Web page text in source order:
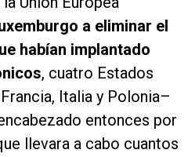
a eliminar el
habían implantado
, cuatro Estados
Italia y Polonia–
entonces por
llevara a cabo cuantos